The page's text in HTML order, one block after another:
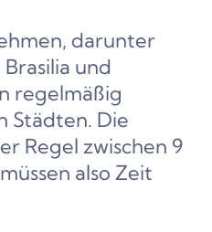
darunter
und
regelmäßig
Städten. Die
Regel zwischen 9
also Zeit